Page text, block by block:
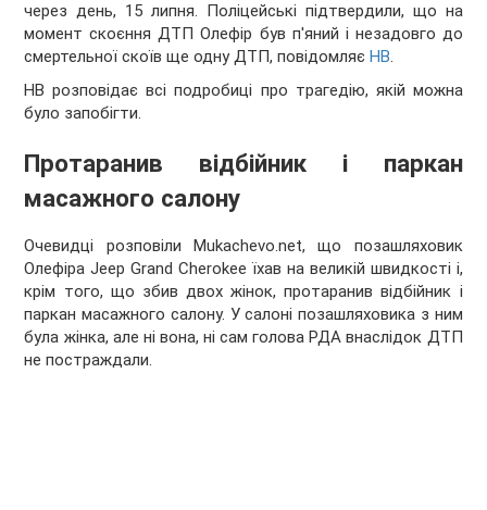
через день, 15 липня. Поліцейські підтвердили, що на
момент скоєння ДТП Олефір був п'яний і незадовго до
смертельної скоїв ще одну ДТП, повідомляєНВ.
НВ розповідає всі подробиці про трагедію, якій можна
було запобігти.
Протаранив відбійник і паркан
масажного салону
Очевидці розповіли Mukachevo.net, що позашляховик
Олефіра Jeep Grand Cherokee їхав на великій швидкості і,
крім того, що збив двох жінок, протаранив відбійник і
паркан масажного салону. У салоні позашляховика з ним
була жінка, але ні вона, ні сам голова РДА внаслідок ДТП
не постраждали.